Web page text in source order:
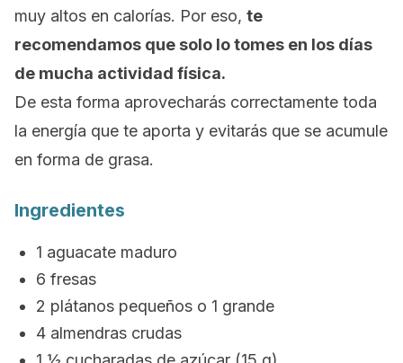
muy altos en calorías. Por eso, te
recomendamos que solo lo tomes en los días
de mucha actividad física.
De esta forma aprovecharás correctamente toda
la energía que te aporta y evitarás que se acumule
en forma de grasa.
Ingredientes
1 aguacate maduro
6 fresas
2 plátanos pequeños o 1 grande
4 almendras crudas